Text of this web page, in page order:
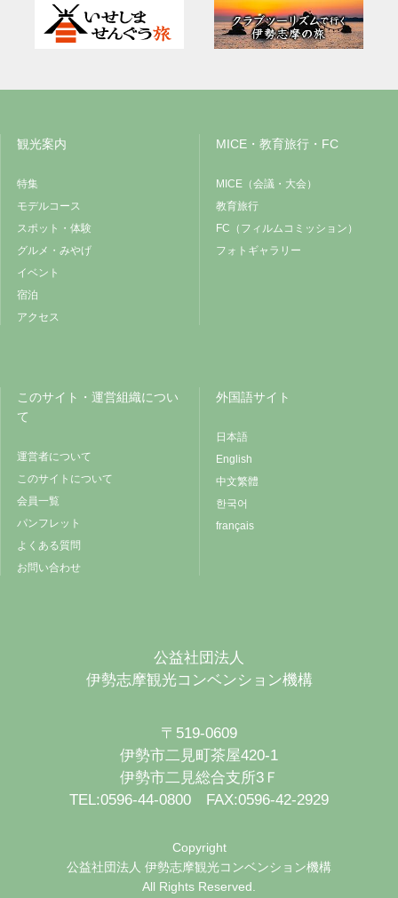
観光案内
特集
モデルコース
スポット・体験
グルメ・みやげ
イベント
宿泊
アクセス
MICE・教育旅行・FC
MICE（会議・大会）
教育旅行
FC（フィルムコミッション）
フォトギャラリー
このサイト・運営組織につい
て
運営者について
このサイトについて
会員一覧
パンフレット
よくある質問
お問い合わせ
外国語サイト
日本語
English
中文繁體
한국어
français
公益社団法人
伊勢志摩観光コンベンション機構
〒519-0609
伊勢市二見町茶屋420-1
伊勢市二見総合支所3Ｆ
TEL:0596-44-0800 FAX:0596-42-2929
Copyright
公益社団法人 伊勢志摩観光コンベンション機構
All Rights Reserved.